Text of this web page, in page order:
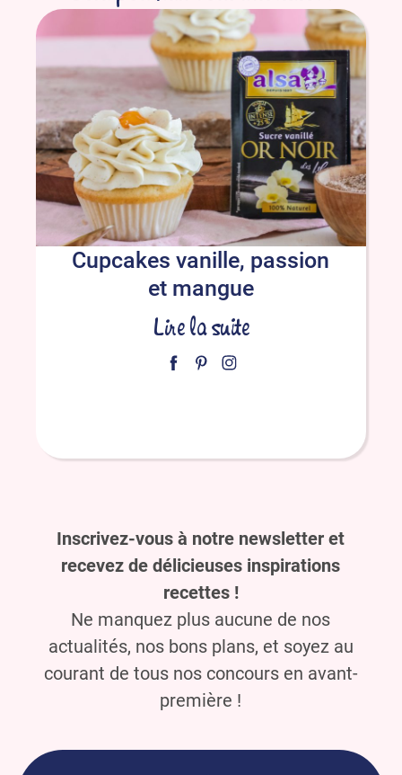
Cupcakes vanille, passion
et mangue
Lire la suite
Inscrivez-vous à notre newsletter et
recevez de délicieuses inspirations
recettes !
Ne manquez plus aucune de nos
actualités, nos bons plans, et soyez au
courant de tous nos concours en avant-
première !